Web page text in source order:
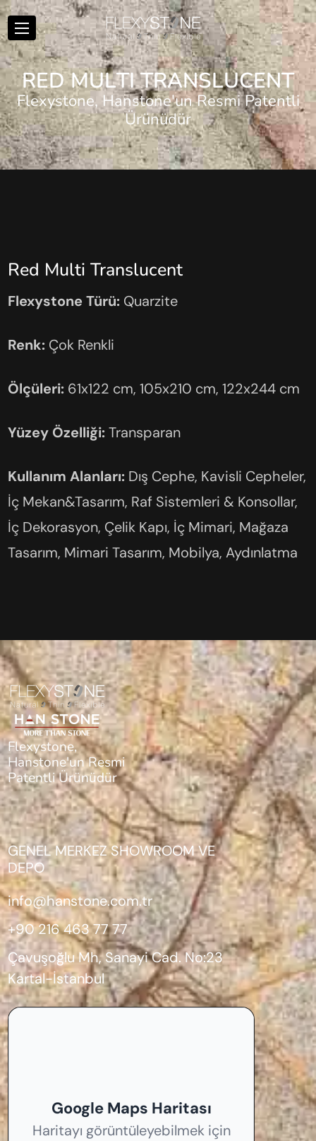
REDMULTITRANSLUCENT
Flexystone, Hanstone'un Resmi Patentli
Ürünüdür
Red Multi Translucent
Flexystone Türü: Quarzite
Renk: Çok Renkli
Ölçüleri: 61x122 cm, 105x210 cm, 122x244 cm
Yüzey Özelliği:Transparan
Kullanım Alanları: Dış Cephe, Kavisli Cepheler,
İç Mekan&Tasarım, Raf Sistemleri & Konsollar,
İç Dekorasyon, Çelik Kapı, İç Mimari, Mağaza
Tasarım, Mimari Tasarım, Mobilya, Aydınlatma
Flexystone,
Hanstone'un Resmi
Patentli Ürünüdür
GENEL MERKEZ SHOWROOM VE
DEPO
info@hanstone.com.tr
+90 216 463 77 77
Çavuşoğlu Mh, Sanayi Cad. No:23
Kartal-İstanbul
Google Maps Haritası
Haritayı görüntüleyebilmek için